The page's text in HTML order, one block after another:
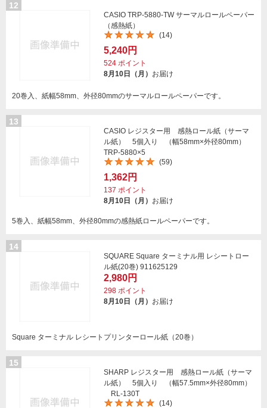
12
CASIO TRP-5880-TW サーマルロールペーパー
（感熱紙）
(14)
5,240円
524 ポイント
8月10日（月） お届け
20巻入、紙幅58mm、外径80mmのサーマルロールペーパーです。
13
CASIO レジスター用 感熱ロール紙（サーマ
ル紙） 5個入り （幅58mm×外径80mm）
TRP-5880×5
(59)
1,362円
137 ポイント
8月10日（月） お届け
5巻入、紙幅58mm、外径80mmの感熱紙ロールペーパーです。
14
SQUARE Square ターミナル用 レシートロー
ル紙(20巻) 911625129
2,980円
298 ポイント
8月10日（月） お届け
Square ターミナル レシートプリンターロール紙（20巻）
15
SHARP レジスター用 感熱ロール紙（サーマ
ル紙） 5個入り （幅57.5mm×外径80mm）
RL-130T
(14)